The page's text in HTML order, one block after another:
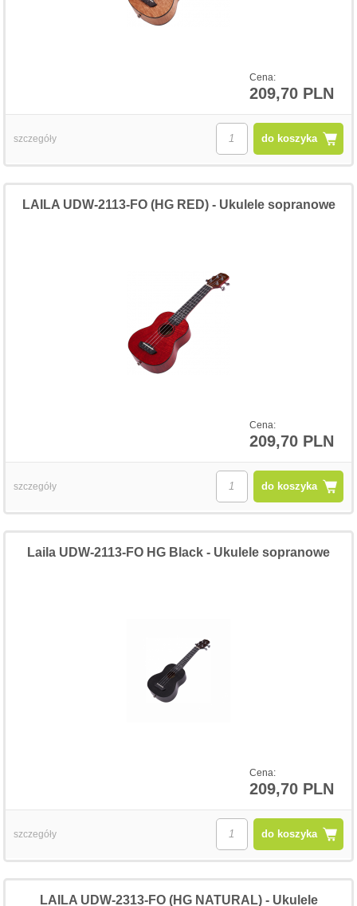
Cena:
209,70 PLN
do koszyka
szczegóły
Cena:
209,70 PLN
LAILA UDW-2113-FO (HG RED) - Ukulele sopranowe
do koszyka
szczegóły
Cena:
209,70 PLN
Laila UDW-2113-FO HG Black - Ukulele sopranowe
do koszyka
szczegóły
LAILA UDW-2313-FO (HG NATURAL) - Ukulele